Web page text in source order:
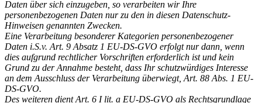
Daten über sich einzugeben, so verarbeiten wir Ihre
personenbezogenen Daten nur zu den in diesen Datenschutz-
Hinweisen genannten Zwecken.
Eine Verarbeitung besonderer Kategorien personenbezogener
Daten i.S.v. Art. 9 Absatz 1 EU-DS-GVO erfolgt nur dann, wenn
dies aufgrund rechtlicher Vorschriften erforderlich ist und kein
Grund zu der Annahme besteht, dass Ihr schutzwürdiges Interesse
an dem Ausschluss der Verarbeitung überwiegt, Art. 88 Abs. 1 EU-
DS-GVO.
Des weiteren dient Art. 6 I lit. a EU-DS-GVO als Rechtsgrundlage